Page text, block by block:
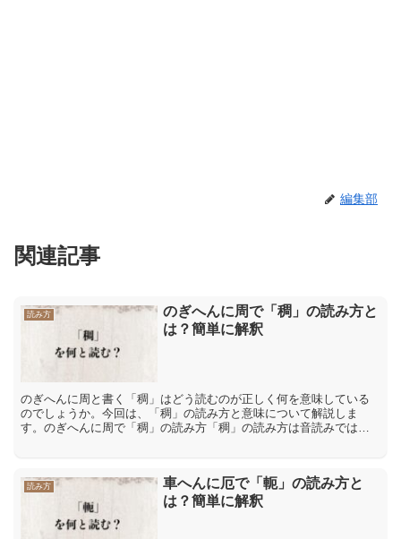
編集部
関連記事
読み方
のぎへんに周で「稠」の読み方と
は？簡単に解釈
のぎへんに周と書く「稠」はどう読むのが正しく何を意味している
のでしょうか。今回は、「稠」の読み方と意味について解説しま
す。のぎへんに周で「稠」の読み方「稠」の読み方は音読みでは
読み方
車へんに厄で「軛」の読み方と
は？簡単に解釈